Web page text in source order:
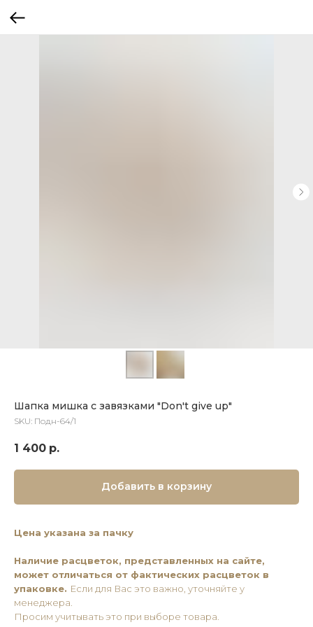
Шапка мишка с завязками "Don't give up"
SKU: Подн-64/1
1 400 р.
Добавить в корзину
Цена указана за пачку
Наличие расцветок, представленных на сайте,
может отличаться от фактических расцветок в
упаковке. Если для Вас это важно, уточняйте у
менеджера.
Просим учитывать это при выборе товара.